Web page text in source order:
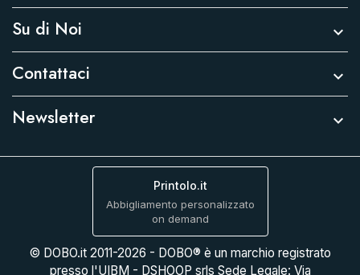
Su di Noi 
Contattaci 
Newsletter 
Printolo.it
Abbigliamento personalizzato
on demand
© DOBO.it 2011-2026 - DOBO® è un marchio registrato
presso l'UIBM - DSHOOP srls Sede Legale: Via